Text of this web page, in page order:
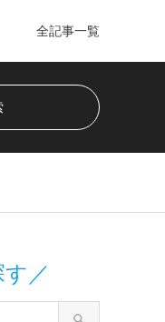
全記事一覧
／